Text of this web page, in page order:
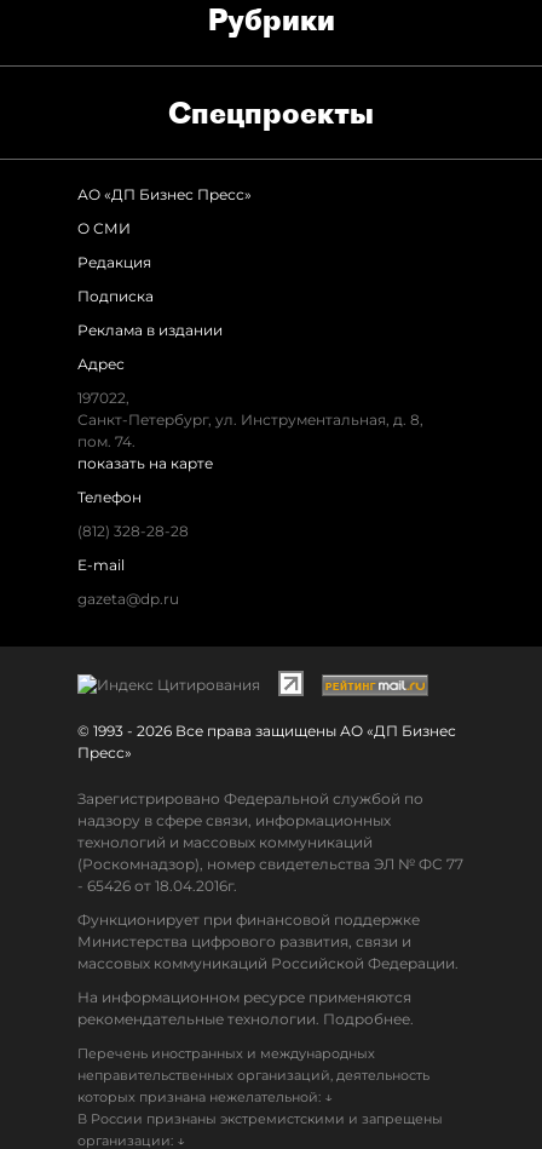
Рубрики
Спец­проекты
АО «ДП Бизнес Пресс»
О СМИ
Редакция
Подписка
Реклама в издании
Адрес
197022,
Санкт-Петербург, ул. Инструментальная, д. 8,
пом. 74.
показать на карте
Телефон
(812) 328-28-28
E-mail
gazeta@dp.ru
© 1993 - 2026 Все права защищены АО «ДП Бизнес
Пресс»
Зарегистрировано Федеральной службой по
надзору в сфере связи, информационных
технологий и массовых коммуникаций
(Роскомнадзор), номер свидетельства ЭЛ № ФС 77
- 65426 от 18.04.2016г.
Функционирует при финансовой поддержке
Министерства цифрового развития, связи и
массовых коммуникаций Российской Федерации.
На информационном ресурсе применяются
рекомендательные технологии. Подробнее.
Перечень иностранных и международных
неправительственных организаций, деятельность
которых признана нежелательной: ↓
В России признаны экстремистскими и запрещены
организации: ↓